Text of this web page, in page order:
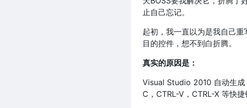
止自己忘记。
起初，我一直以为是我自己
目的控件，想不到白折腾。
真实的原因是：
Visual Studio 2010 自动生成
C，CTRL-V，CTRL-X 等快